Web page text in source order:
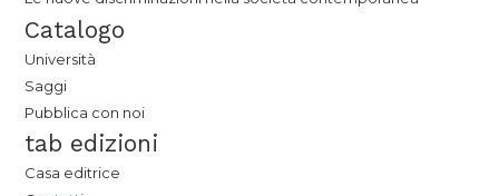
Catalogo
Università
Saggi
Pubblica con noi
tab edizioni
Casa editrice